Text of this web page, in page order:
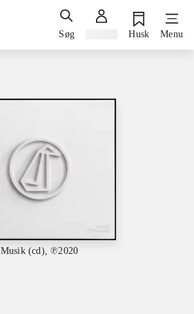
Søg Husk Menu
Musik (cd), ℗2020